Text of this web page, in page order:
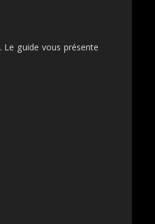
. Le guide vous présente